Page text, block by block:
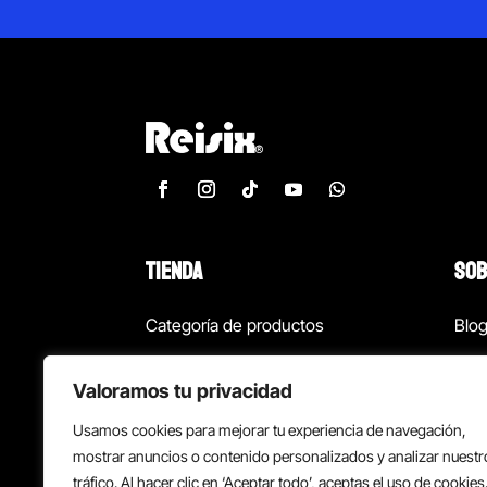
Valoramos tu privacidad
Usamos cookies para mejorar tu experiencia de navegación,
mostrar anuncios o contenido personalizados y analizar
tráfico. Al hacer clic en ‘Aceptar todo’, aceptas el uso de cookies.
TIENDA
Categoría de productos
¡Las mejores ofertas!
Back to school
Blog